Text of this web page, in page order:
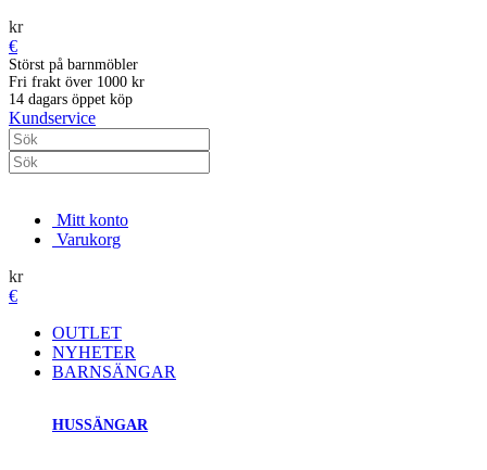
kr
€
Störst på barnmöbler
Fri frakt över 1000 kr
14 dagars öppet köp
Kundservice
Mitt konto
Varukorg
kr
€
OUTLET
NYHETER
BARNSÄNGAR
HUSSÄNGAR